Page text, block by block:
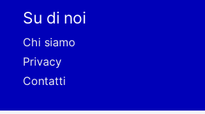
Su di noi
Chi siamo
Privacy
Contatti